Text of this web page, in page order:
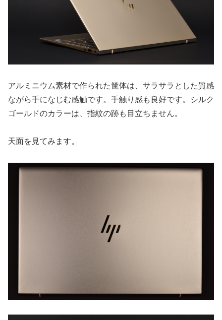
アルミニウム素材で作られた筐体は、サラサラとした質感
ながら手になじむ感触です。手触り感も良好です。シルク
ゴールドのカラーは、指紋の跡も目立ちません。
天面を見てみます。